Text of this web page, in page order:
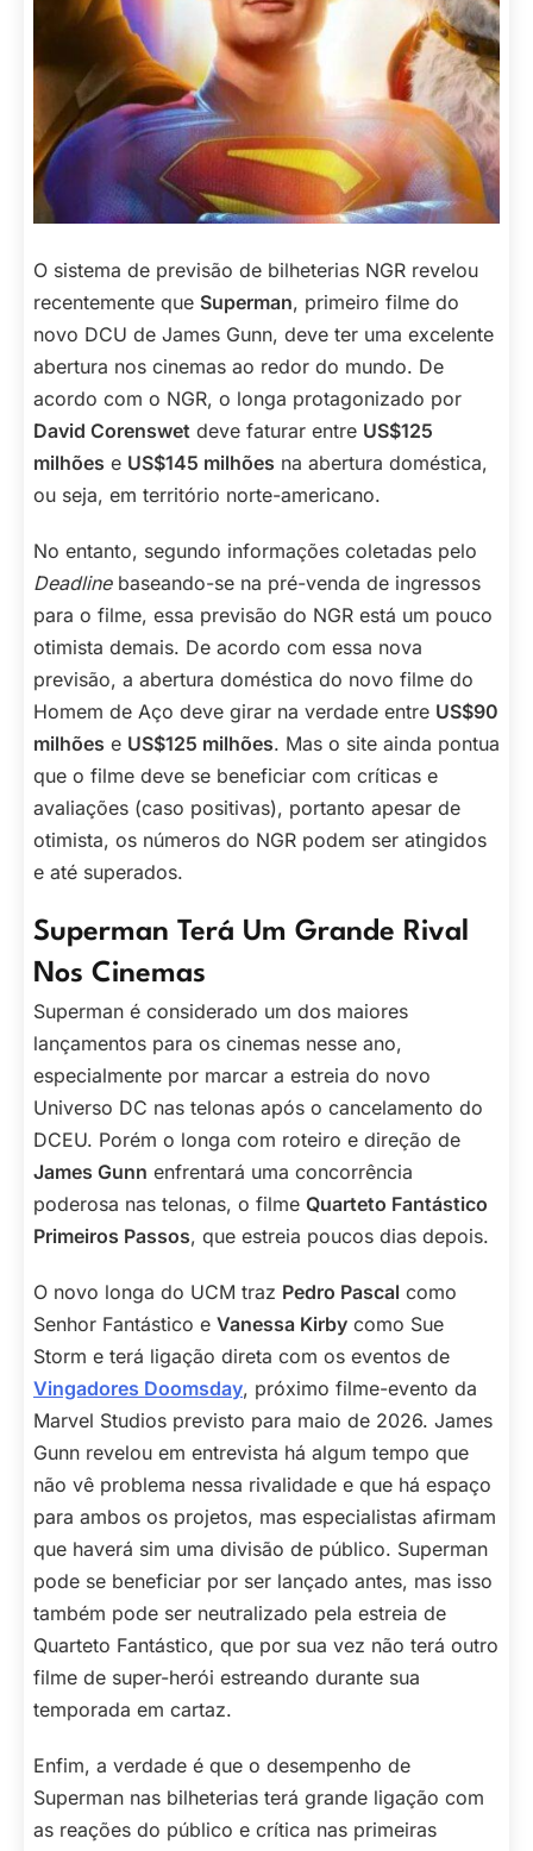
O sistema de previsão de bilheterias NGR revelou
recentemente que Superman, primeiro filme do
novo DCU de James Gunn, deve ter uma excelente
abertura nos cinemas ao redor do mundo. De
acordo com o NGR, o longa protagonizado por
David Corenswet deve faturar entre US$125
milhões e US$145 milhões na abertura doméstica,
ou seja, em território norte-americano.
No entanto, segundo informações coletadas pelo
Deadlinebaseando-se na pré-venda de ingressos
para o filme, essa previsão do NGR está um pouco
otimista demais. De acordo com essa nova
previsão, a abertura doméstica do novo filme do
Homem de Aço deve girar na verdade entre US$90
milhões e US$125 milhões. Mas o site ainda pontua
que o filme deve se beneficiar com críticas e
avaliações (caso positivas), portanto apesar de
otimista, os números do NGR podem ser atingidos
e até superados.
Superman Terá Um Grande Rival
Nos Cinemas
Superman é considerado um dos maiores
lançamentos para os cinemas nesse ano,
especialmente por marcar a estreia do novo
Universo DC nas telonas após o cancelamento do
DCEU. Porém o longa com roteiro e direção de
James Gunn enfrentará uma concorrência
poderosa nas telonas, o filme Quarteto Fantástico
Primeiros Passos, que estreia poucos dias depois.
O novo longa do UCM traz Pedro Pascal como
Senhor Fantástico e Vanessa Kirby como Sue
Storm e terá ligação direta com os eventos de
Vingadores Doomsday, próximo filme-evento da
Marvel Studios previsto para maio de 2026. James
Gunn revelou em entrevista há algum tempo que
não vê problema nessa rivalidade e que há espaço
para ambos os projetos, mas especialistas afirmam
que haverá sim uma divisão de público. Superman
pode se beneficiar por ser lançado antes, mas isso
também pode ser neutralizado pela estreia de
Quarteto Fantástico, que por sua vez não terá outro
filme de super-herói estreando durante sua
temporada em cartaz.
Enfim, a verdade é que o desempenho de
Superman nas bilheterias terá grande ligação com
as reações do público e crítica nas primeiras